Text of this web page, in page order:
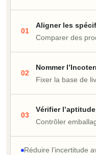
01
Aligner les
Comparer des
02
Nommer
Fixer la base de
03
Vérifier
Contrôler
Réduire l’incertitude